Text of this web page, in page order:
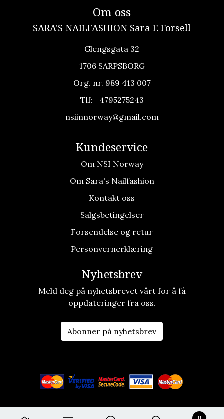
Om oss
SARA'S NAILFASHION Sara E Forsell
Glengsgata 32
1706 SARPSBORG
Org. nr. 989 413 007
Tlf: +4795275243
nsiinnorway@gmail.com
Kundeservice
Om NSI Norway
Om Sara's Nailfashion
Kontakt oss
Salgsbetingelser
Forsendelse og retur
Personvernerklæring
Nyhetsbrev
Meld deg på nyhetsbrevet vårt for å få
oppdateringer fra oss.
Abonner på nyhetsbrev